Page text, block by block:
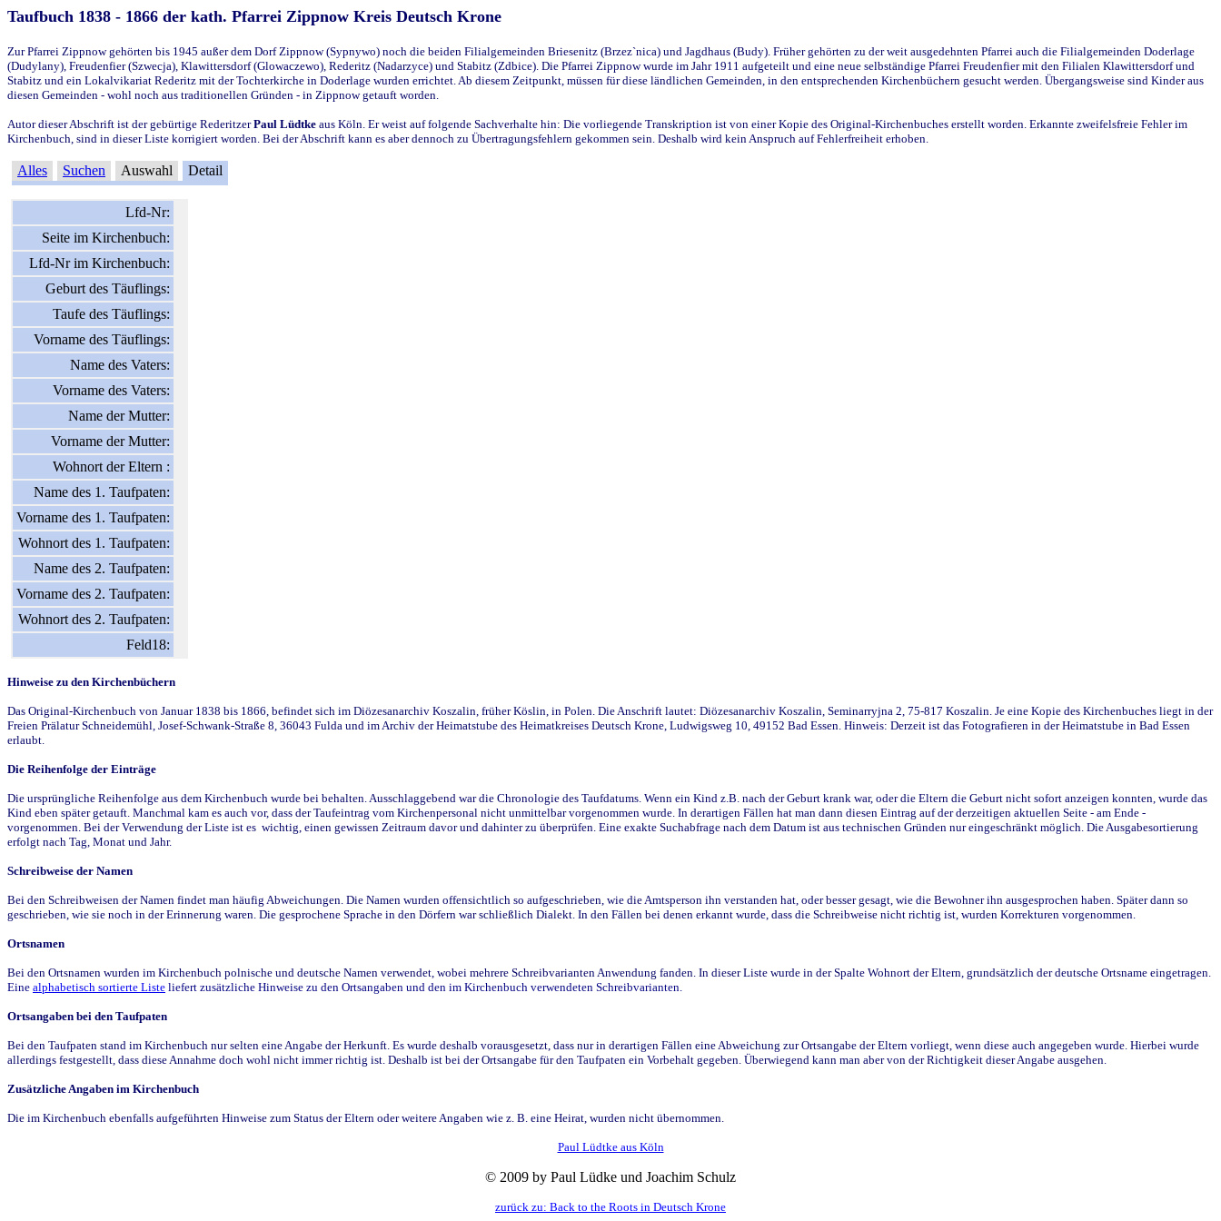
Taufbuch 1838 - 1866 der kath. Pfarrei Zippnow Kreis Deutsch Krone
Zur Pfarrei Zippnow gehörten bis 1945 außer dem Dorf Zippnow (Sypnywo) noch die beiden Filialgemeinden Briesenitz (Brzez`nica) und Jagdhaus (Budy). Früher gehörten zu der weit ausgedehnten Pfarrei auch die Filialgemeinden Doderlage
(Dudylany), Freudenfier (Szwecja), Klawittersdorf (Glowaczewo), Rederitz (Nadarzyce) und Stabitz (Zdbice). Die Pfarrei Zippnow wurde im Jahr 1911 aufgeteilt und eine neue selbständige Pfarrei Freudenfier mit den Filialen Klawittersdorf und
Stabitz und ein Lokalvikariat Rederitz mit der Tochterkirche in Doderlage wurden errichtet. Ab diesem Zeitpunkt, müssen für diese ländlichen Gemeinden, in den entsprechenden Kirchenbüchern gesucht werden. Übergangsweise sind Kinder aus
diesen Gemeinden - wohl noch aus traditionellen Gründen - in Zippnow getauft worden.
Autor dieser Abschrift ist der gebürtige RederitzerPaul Lüdtke aus Köln. Er weist auf folgende Sachverhalte hin: Die vorliegende Transkription ist von einer Kopie des Original-Kirchenbuches erstellt worden. Erkannte zweifelsfreie Fehler im
Kirchenbuch, sind in dieser Liste korrigiert worden. Bei der Abschrift kann es aber dennoch zu Übertragungsfehlern gekommen sein. Deshalb wird kein Anspruch auf Fehlerfreiheit erhoben.
Alles Suchen Auswahl Detail
Lfd-Nr:
Seite im Kirchenbuch:
Lfd-Nr im Kirchenbuch:
Geburt des Täuflings:
Taufe des Täuflings:
Vorname des Täuflings:
Name des Vaters:
Vorname des Vaters:
Name der Mutter:
Vorname der Mutter:
Wohnort der Eltern :
Name des 1. Taufpaten:
Vorname des 1. Taufpaten:
Wohnort des 1. Taufpaten:
Name des 2. Taufpaten:
Vorname des 2. Taufpaten:
Wohnort des 2. Taufpaten:
Feld18:
Hinweise zu den Kirchenbüchern
Das Original-Kirchenbuch von Januar 1838 bis 1866, befindet sich im Diözesanarchiv Koszalin, früher Köslin, in Polen. Die Anschrift lautet: Diözesanarchiv Koszalin, Seminarryjna 2, 75-817 Koszalin. Je eine Kopie des Kirchenbuches liegt in der
Freien Prälatur Schneidemühl, Josef-Schwank-Straße 8, 36043 Fulda und im Archiv der Heimatstube des Heimatkreises Deutsch Krone, Ludwigsweg 10, 49152 Bad Essen. Hinweis: Derzeit ist das Fotografieren in der Heimatstube in Bad Essen
erlaubt.
Die Reihenfolge der Einträge
Die ursprüngliche Reihenfolge aus dem Kirchenbuch wurde bei behalten. Ausschlaggebend war die Chronologie des Taufdatums. Wenn ein Kind z.B. nach der Geburt krank war, oder die Eltern die Geburt nicht sofort anzeigen konnten, wurde das
Kind eben später getauft. Manchmal kam es auch vor, dass der Taufeintrag vom Kirchenpersonal nicht unmittelbar vorgenommen wurde. In derartigen Fällen hat man dann diesen Eintrag auf der derzeitigen aktuellen Seite - am Ende -
vorgenommen. Bei der Verwendung der Liste ist es wichtig, einen gewissen Zeitraum davor und dahinter zu überprüfen. Eine exakte Suchabfrage nach dem Datum ist aus technischen Gründen nur eingeschränkt möglich. Die Ausgabesortierung
erfolgt nach Tag, Monat und Jahr.
Schreibweise der Namen
Bei den Schreibweisen der Namen findet man häufig Abweichungen. Die Namen wurden offensichtlich so aufgeschrieben, wie die Amtsperson ihn verstanden hat, oder besser gesagt, wie die Bewohner ihn ausgesprochen haben. Später dann so
geschrieben, wie sie noch in der Erinnerung waren. Die gesprochene Sprache in den Dörfern war schließlich Dialekt. In den Fällen bei denen erkannt wurde, dass die Schreibweise nicht richtig ist, wurden Korrekturen vorgenommen.
Ortsnamen
Bei den Ortsnamen wurden im Kirchenbuch polnische und deutsche Namen verwendet, wobei mehrere Schreibvarianten Anwendung fanden. In dieser Liste wurde in der Spalte Wohnort der Eltern, grundsätzlich der deutsche Ortsname eingetragen.
Eine alphabetisch sortierte Liste liefert zusätzliche Hinweise zu den Ortsangaben und den im Kirchenbuch verwendeten Schreibvarianten.
Ortsangaben bei den Taufpaten
Bei den Taufpaten stand im Kirchenbuch nur selten eine Angabe der Herkunft. Es wurde deshalb vorausgesetzt, dass nur in derartigen Fällen eine Abweichung zur Ortsangabe der Eltern vorliegt, wenn diese auch angegeben wurde. Hierbei wurde
allerdings festgestellt, dass diese Annahme doch wohl nicht immer richtig ist. Deshalb ist bei der Ortsangabe für den Taufpaten ein Vorbehalt gegeben. Überwiegend kann man aber von der Richtigkeit dieser Angabe ausgehen.
Zusätzliche Angaben im Kirchenbuch
Die im Kirchenbuch ebenfalls aufgeführten Hinweise zum Status der Eltern oder weitere Angaben wie z. B. eine Heirat, wurden nicht übernommen.
Paul Lüdtke aus Köln
© 2009 by Paul Lüdke und Joachim Schulz
zurück zu: Back to the Roots in Deutsch Krone